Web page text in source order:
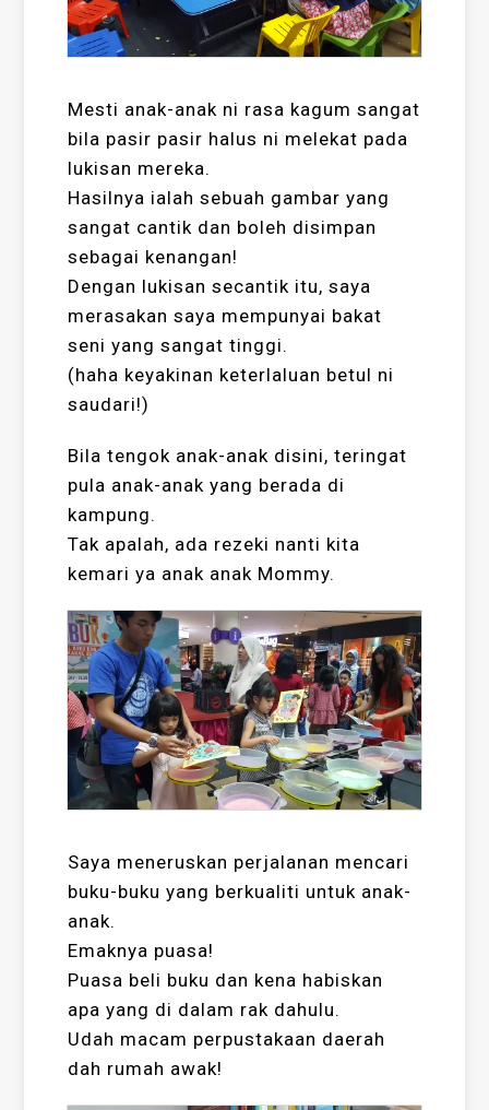
Mesti anak-anak ni rasa kagum sangat
bila pasir pasir halus ni melekat pada
lukisan mereka.
Hasilnya ialah sebuah gambar yang
sangat cantik dan boleh disimpan
sebagai kenangan!
Dengan lukisan secantik itu, saya
merasakan saya mempunyai bakat
seni yang sangat tinggi.
(haha keyakinan keterlaluan betul ni
saudari!)
Bila tengok anak-anak disini, teringat
pula anak-anak yang berada di
kampung.
Tak apalah, ada rezeki nanti kita
kemari ya anak anak Mommy.
Saya meneruskan perjalanan mencari
buku-buku yang berkualiti untuk anak-
anak.
Emaknya puasa!
Puasa beli buku dan kena habiskan
apa yang di dalam rak dahulu.
Udah macam perpustakaan daerah
dah rumah awak!